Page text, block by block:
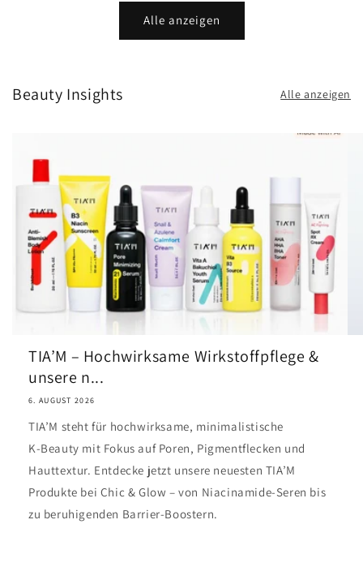
Alle anzeigen
Beauty Insights Alle anzeigen
TIA’M – Hochwirksame Wirkstoffpflege &
unsere n...
6. AUGUST 2026
TIA’M steht für hochwirksame, minimalistische
K‑Beauty mit Fokus auf Poren, Pigmentflecken und
Hauttextur. Entdecke jetzt unsere neuesten TIA’M
Produkte bei Chic & Glow – von Niacinamide‑Seren bis
zu beruhigenden Barrier‑Boostern.